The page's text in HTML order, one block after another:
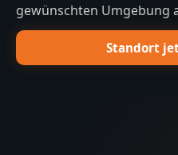
gewünschten Umgebung
Standort